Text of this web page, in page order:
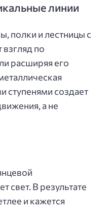
линии
полки и лестницы с
по
расширяя его
ступенями создает
а не
свет. В результате
и кажется